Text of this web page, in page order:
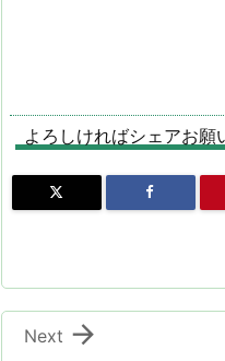
たへ
衛生
の、
切りタ
よろしければシェアお願

Next